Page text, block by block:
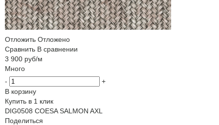
Отложить Отложено
Сравнить В сравнении
3 900 руб/м
Много
-
+
В корзину
Купить в 1 клик
DIG0508 COESA SALMON AXL
Поделиться